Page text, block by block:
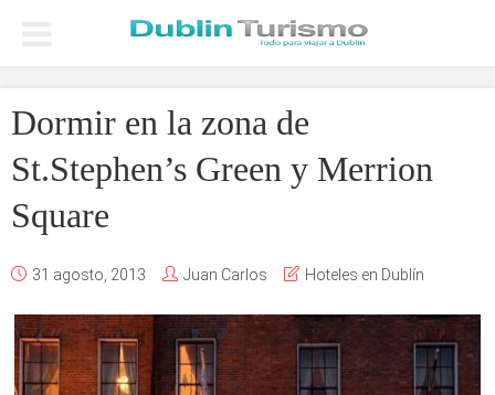
Dormir en la zona de
St.Stephen’s Green y Merrion
Square
31 agosto, 2013 Juan Carlos Hoteles en Dublín